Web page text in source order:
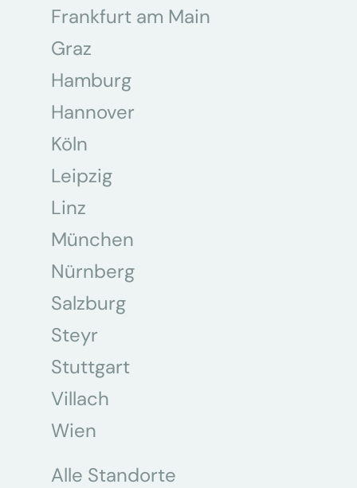
Frankfurt am Main
Graz
Hamburg
Hannover
Köln
Leipzig
Linz
München
Nürnberg
Salzburg
Steyr
Stuttgart
Villach
Wien
Alle Standorte